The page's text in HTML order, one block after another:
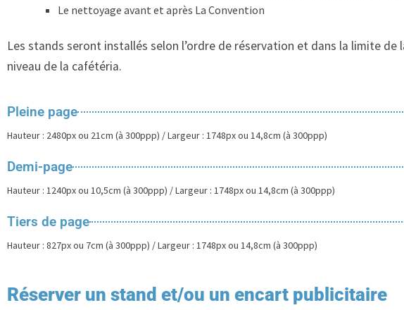
Le nettoyage avant et après La Convention
Les stands seront installés selon l’ordre de réservation et dans la limite
niveau de la cafétéria.
Pleine page
Hauteur : 2480px ou 21cm (à 300ppp) / Largeur : 1748px ou 14,8cm (à 300ppp)
Demi-page
Hauteur : 1240px ou 10,5cm (à 300ppp) / Largeur : 1748px ou 14,8cm (à 300ppp)
Tiers de page
Hauteur : 827px ou 7cm (à 300ppp) / Largeur : 1748px ou 14,8cm (à 300ppp)
Réserver un stand et/ou un encart publicitaire